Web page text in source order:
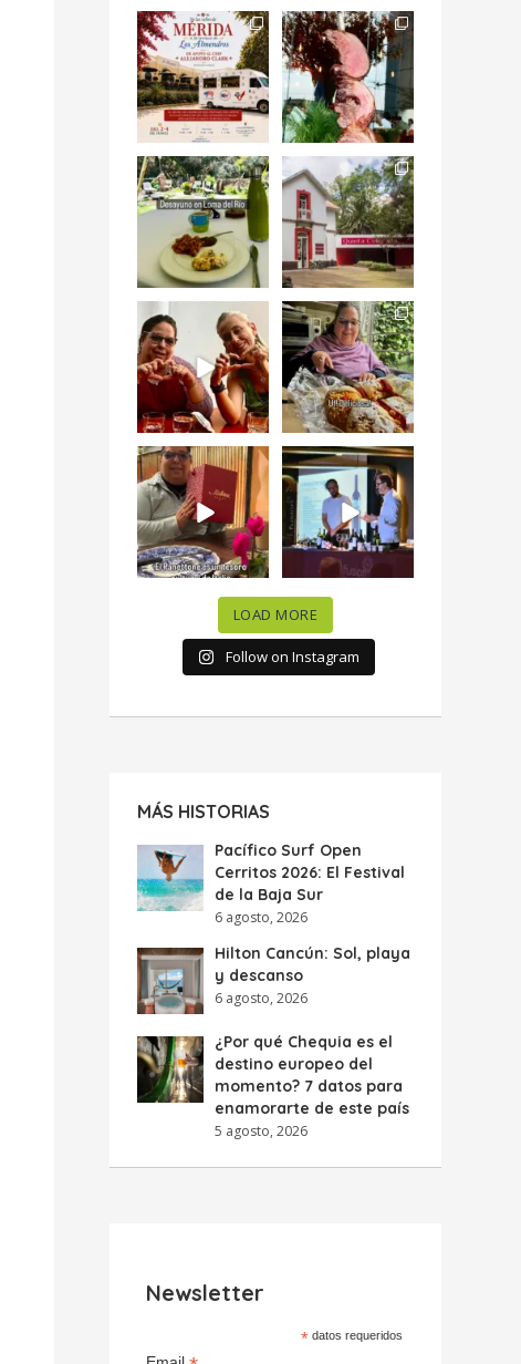
Siempre me mueven
las causas y comer
con causa es...
12 0
Fuimos a celebrar a
mis dos #mamás
más cercanas mi...
17 0
Levantarse, escuchar
el río correr y sentir
el...
19 0
Esta
#NochedeMuseos
en la
#QuintaColorada
el...
12 0
¡Qué desayuno tan
increíble en
@LasQuinceLetras!...
28 3
Me tocó rosca de
Tagers un
restaurante de
Avenida...
50 10
“En #Mallorca
Ciudad de México
celebramos la...
63 7
#SoaunFusionMexic
o una noche única
donde España y...
10 0
LOAD MORE
Follow on Instagram
MÁS HISTORIAS
Pacífico Surf Open
Cerritos 2026: El Festival
de la Baja Sur
6 agosto, 2026
Hilton Cancún: Sol, playa
y descanso
6 agosto, 2026
¿Por qué Chequia es el
destino europeo del
momento? 7 datos para
enamorarte de este país
5 agosto, 2026
Newsletter
* datos requeridos